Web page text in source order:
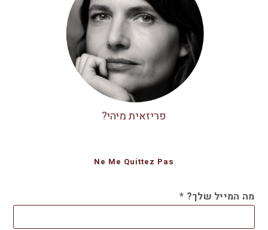
פריזאית מיהי?
Ne Me Quittez Pas
מה המייל שלך? *